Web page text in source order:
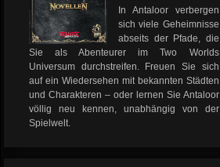
In Antaloor verbergen
sich viele Geheimnisse
abseits der Pfade, die
Sie als Abenteurer im Two Worlds
Universum durchstreifen. Freuen Sie sich
auf ein Wiedersehen mit bekannten Städten
und Charakteren – oder lernen Sie Antaloor
völlig neu kennen, unabhängig von der
Spielwelt.